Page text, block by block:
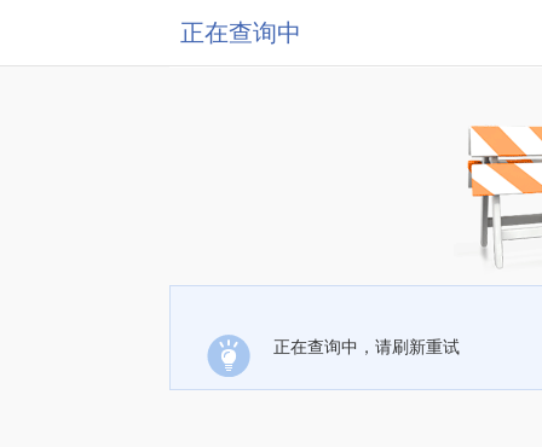
正在查询中
正在查询中，请刷新重试